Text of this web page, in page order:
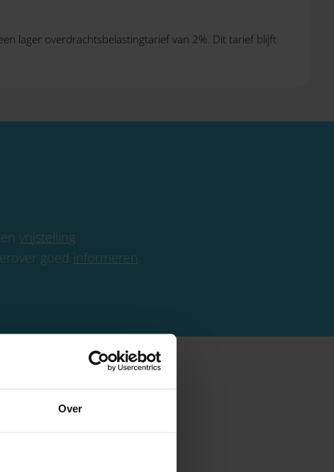
Over
lager overdrachtsbelastingtarief van 2%. Dit tarief blijft
vrijstelling
goed informeren.